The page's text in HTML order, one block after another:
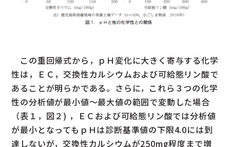
この重回帰式から，ｐＨ変化に大きく寄与する化学
性は，ＥＣ，交換性カルシウムおよび可給態リン酸で
あることが明らかである。さらに，これら３つの化学
性の分析値が最小値〜最大値の範囲で変動した場合
（表１，図２) ，ＥＣおよび可給態リン酸では分析値
が最小となってもｐＨは診断基準値の下限4.0には到
達しないが，交換性カルシウムが250mg程度まで増